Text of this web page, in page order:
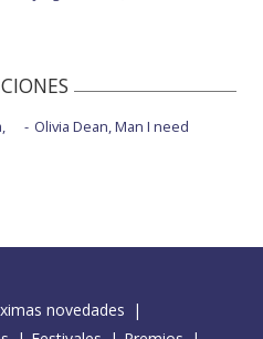
Olivia Dean, Man I need
novedades